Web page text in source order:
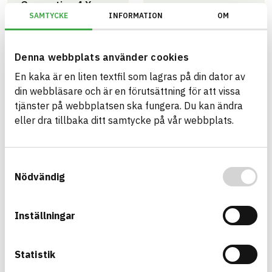
SAMTYCKE INFORMATION OM
Denna webbplats använder cookies
En kaka är en liten textfil som lagras på din dator av
din webbläsare och är en förutsättning för att vissa
tjänster på webbplatsen ska fungera. Du kan ändra
eller dra tillbaka ditt samtycke på vår webbplats.
Nödvändig
Inställningar
Statistik
Generation 4.X
Utomhus - Guld
12
Grupp A – Tillåten
13
Trafikverket
Grupp B –
Riskminskning
1artikel
RAD 1 Skjøtetape 75mmx15m